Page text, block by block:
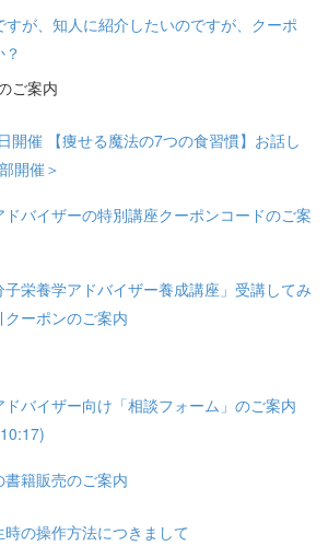
すが、知人に紹介したいのですが、クーポ
ご案内
開催 【痩せる魔法の7つの食習慣】お話し
開催＞
ドバイザーの特別講座クーポンコードのご案
子栄養学アドバイザー養成講座」受講してみ
クーポンのご案内
ドバイザー向け「相談フォーム」のご案内
籍販売のご案内
の操作方法につきまして